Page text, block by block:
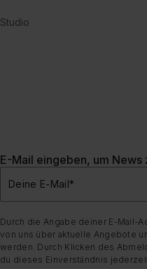
Studio
E-Mail eingeben, um News
Deine E-Mail*
Durch die Angabe deiner E-Mail-
von uns über aktuelle Angebote
werden. Durch Klicken des
du dieses Einverständnis